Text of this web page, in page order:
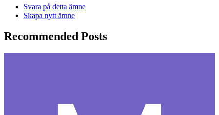
Svara på detta ämne
Skapa nytt ämne
Recommended Posts